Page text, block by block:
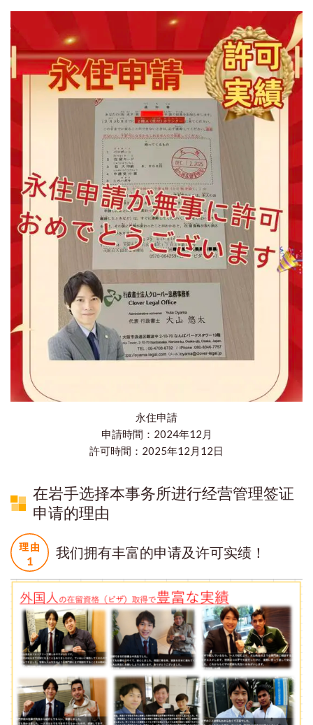
永住申請
申請時間：2024年12月
​許可時間：2025年12月12日
在岩手选择本事务所进行经营管理签证
申请的理由
我们拥有丰富的申请及许可实绩！